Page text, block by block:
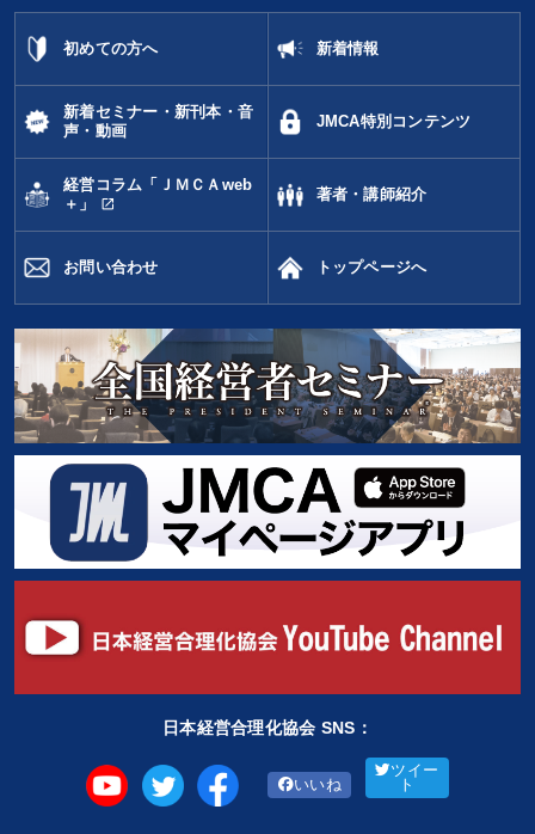
初めての方へ 新着情報
新着セミナー・新刊本・音
声・動画
JMCA特別コンテンツ
経営コラム「ＪＭＣＡweb
＋」
open_in_new
著者・講師紹介
お問い合わせ トップページへ
日本経営合理化協会 SNS：
いいね
ツイー
ト